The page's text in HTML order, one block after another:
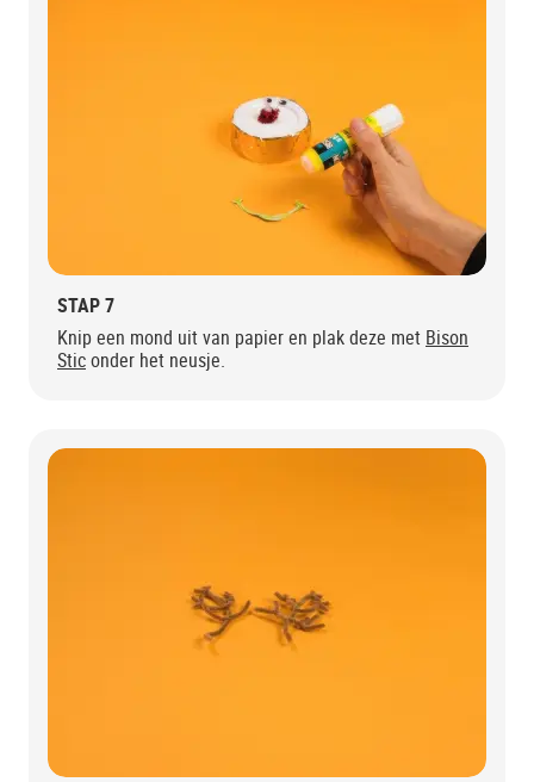
STAP 7
Knip een mond uit van papier en plak deze met Bison
Sticonder het neusje.